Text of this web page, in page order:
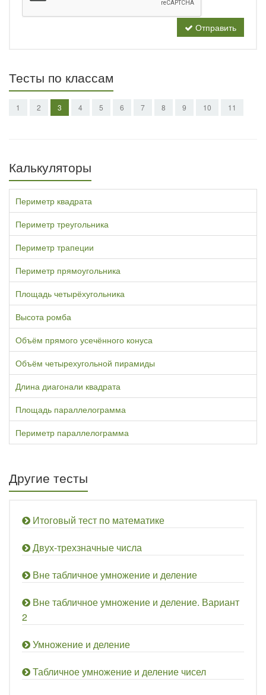
Отправить
Тесты по классам
1 2 3 4 5 6 7 8 9 10 11
Калькуляторы
Периметр квадрата
Периметр треугольника
Периметр трапеции
Периметр прямоугольника
Площадь четырёхугольника
Высота ромба
Объём прямого усечённого конуса
Объём четырехугольной пирамиды
Длина диагонали квадрата
Площадь параллелограмма
Периметр параллелограмма
Другие тесты
Итоговый тест по математике
Двух-трехзначные числа
Вне табличное умножение и деление
Вне табличное умножение и деление. Вариант
2
Умножение и деление
Табличное умножение и деление чисел